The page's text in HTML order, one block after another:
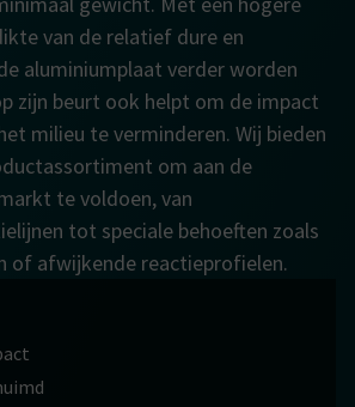
van de relatief dure en
aluminiumplaat verder worden
zijn beurt ook helpt om de impact
milieu te verminderen. Wij bieden
om aan de
te voldoen, van
tot speciale behoeften zoals
of afwijkende reactieprofielen.